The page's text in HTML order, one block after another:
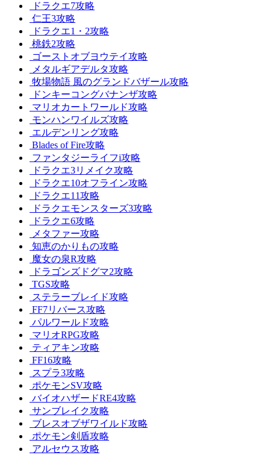
ドラクエ7攻略
仁王3攻略
ドラクエ1・2攻略
桃鉄2攻略
ゴーストオブヨウテイ攻略
メタルギアデルタ攻略
牧場物語 風のグランドバザール攻略
ドンキーコングバナンザ攻略
マリオカートワールド攻略
モンハンワイルズ攻略
エルデンリング攻略
Blades of Fire攻略
ファンタジーライフi攻略
ドラクエ3リメイク攻略
ドラクエ10オフライン攻略
ドラクエ11攻略
ドラクエモンスターズ3攻略
ドラクエ6攻略
メタファー攻略
知恵のかりもの攻略
魔女の泉R攻略
ドラゴンズドグマ2攻略
TGS攻略
ステラーブレイド攻略
FF7リバース攻略
パルワールド攻略
マリオRPG攻略
ティアキン攻略
FF16攻略
スプラ3攻略
ポケモンSV攻略
バイオハザードRE4攻略
サンブレイク攻略
ブレスオブザワイルド攻略
ポケモン剣盾攻略
アルセウス攻略